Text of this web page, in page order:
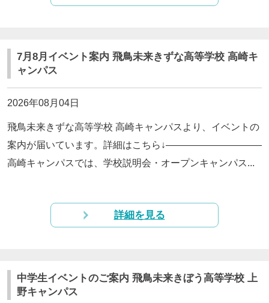
7月8月イベント案内 飛鳥未来きずな高等学校 高崎キ
ャンパス
2026年08月04日
飛鳥未来きずな高等学校 高崎キャンパスより、イベントの
案内が届いています。詳細はこちら↓——————————
高崎キャンパスでは、学校説明会・オープンキャンパス...
詳細を見る
中学生イベントのご案内 飛鳥未来きぼう高等学校 上
野キャンパス